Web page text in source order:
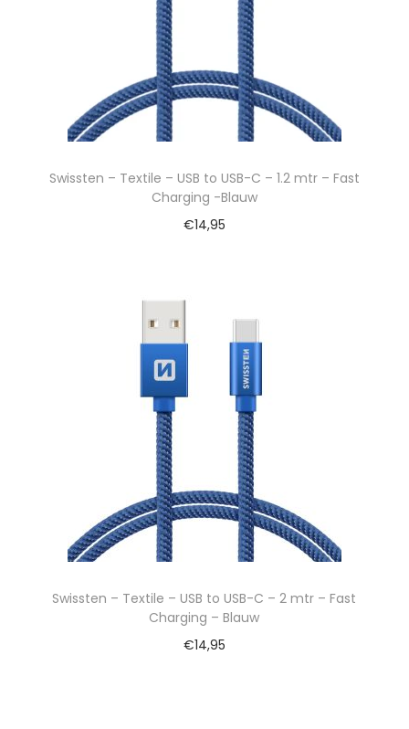
Swissten – Textile – USB to USB-C – 1.2 mtr – Fast
Charging -Blauw
€14,95
Swissten – Textile – USB to USB-C – 2 mtr – Fast
Charging – Blauw
€14,95